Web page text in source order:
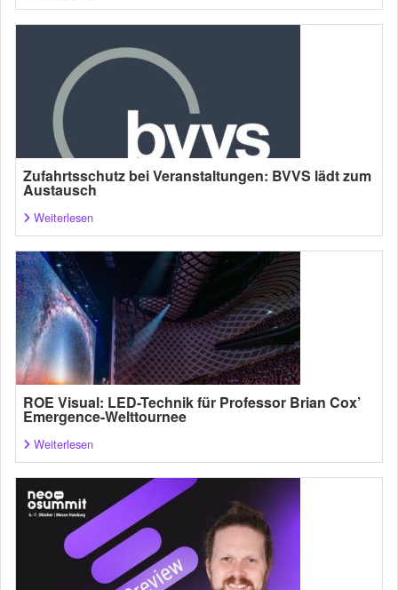
Zufahrtsschutz bei Veranstaltungen: BVVS lädt zum
Austausch
Weiterlesen
ROE Visual: LED-Technik für Professor Brian Cox’
Emergence-Welttournee
Weiterlesen